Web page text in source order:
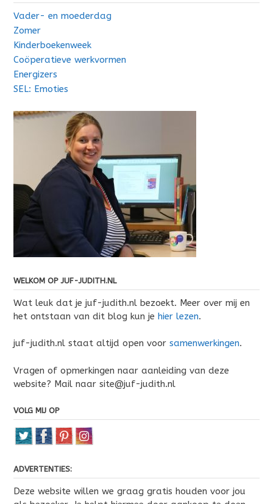
Vader- en moederdag
Zomer
Kinderboekenweek
Coöperatieve werkvormen
Energizers
SEL: Emoties
WELKOM OP JUF-JUDITH.NL
Wat leuk dat je juf-judith.nl bezoekt. Meer over mij en
het ontstaan van dit blog kun je hier lezen.
juf-judith.nl staat altijd open voor samenwerkingen.
Vragen of opmerkingen naar aanleiding van deze
website? Mail naar site@juf-judith.nl
VOLG MIJ OP
ADVERTENTIES:
Deze website willen we graag gratis houden voor jou